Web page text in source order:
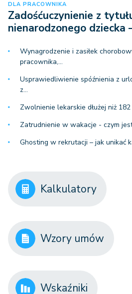
DLA PRACOWNIKA
Zadośćuczynienie z
nienarodzonego
Wynagrodzenie i zasiłek
pracownika,…
Usprawiedliwienie spóźnienia z
z…
Zwolnienie lekarskie dłużej niż
Zatrudnienie w wakacje - czym
Ghosting w rekrutacji – jak unikać
Kalkulatory
Wzory umów
Wskaźniki